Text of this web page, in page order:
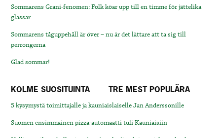
Sommarens Grani-fenomen: Folk köar upp till en timme för jättelika
glassar
Sommarens tåguppehåll är över – nu är det lättare att ta sig till
perrongerna
Glad sommar!
KOLME SUOSITUINTA TRE MEST POPULÄRA
5 kysymystä toimittajalle ja kauniaislaiselle Jan Anderssonille
Suomen ensimmäinen pizza-automaatti tuli Kauniaisiin